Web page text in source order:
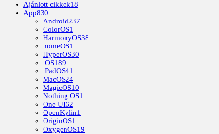
Ajánlott cikkek18
App830
Android237
ColorOS1
HarmonyOS38
homeOS1
HyperOS30
iOS189
iPadOS41
MacOS24
MagicOS10
Nothing OS1
One UI62
OpenKylin1
OriginOS1
OxygenOS19